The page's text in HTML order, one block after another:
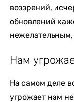
воззрений,
обновлений
Нам
На самом деле
угрожает нам